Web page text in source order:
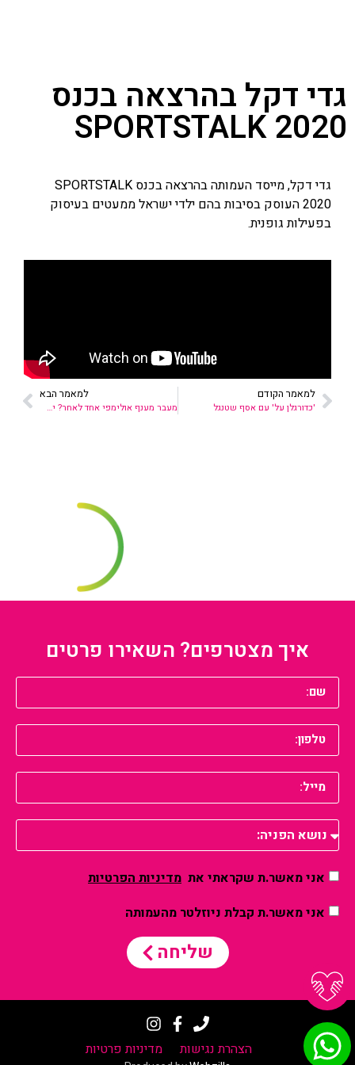
גדי דקל בהרצאה בכנס
SPORTSTALK 2020
גדי דקל, מייסד העמותה בהרצאה בכנס SPORTSTALK
2020 העוסק בסיבות בהם ילדי ישראל ממעטים בעיסוק
בפעילות גופנית.
למאמר הקודם
'כדורגלן על' עם אסף שטנגל
למאמר הבא
מעבר מענף אולימפי אחד לאחר? יש דבר כזה!
איך מצטרפים? השאירו פרטים
אני מאשר.ת שקראתי את מדיניות הפרטיות
אני מאשר.ת קבלת ניוזלטר מהעמותה
שליחה
הצהרת נגישות מדיניות פרטיות